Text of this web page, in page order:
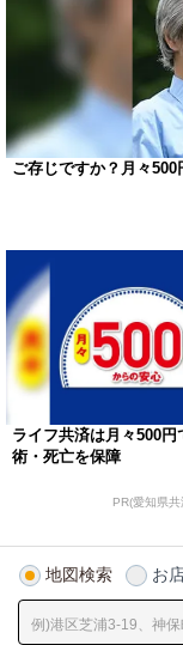
ご存じですか？月々
ライフ共済は月々500円
術・死亡を保障
PR(愛知県
地図検索 お